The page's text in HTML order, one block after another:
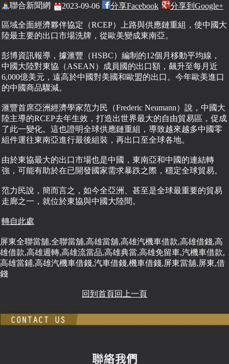
聯合新聞網
2023-09-06 分享Facebook 分享到Google+
區域全面經濟夥伴協定（RCEP）上路與供應鏈重組，使中國大
陸最主要的出口市場洗牌，從歐美變成東南亞。
彭博資訊報導，據滙豐（HSBC）編制的12個月移動平均線，
中國大陸對東協（ASEAN）成員國的出口額，飆升至每月近
6,000億美元，遠高於中國對美國和歐盟的出口。今年歐美進口
的中國商品驟減。
滙豐首席亞洲經濟學家范力民（Frederic Neumann）說，中國大
陸主導的RCEP去年生效，打造出世界最大的自由貿易區，促成
了此一變化。這也證明全球供應鏈重組，導致越來越多中國零
組件運往東南亞進行最後組裝，再出口至全球各地。
由於東協最大的出口市場也是中國，東南亞和中國的連結轉
強，可能有助於在已開發國家需求暴跌之際，穩定全球貿易。
范力民說，簡而言之，如今全亞洲、甚至是全球最重要的貿易
走廊之一，就位於東協與中國大陸間。
轉自此處
屏東全聯當舖,全聯當舖,高雄當舖,高雄汽機車借款,高雄借錢,高
雄借款,高雄週轉,高雄流當品,高雄典當,高雄免留車,汽機車借款,
高雄當鋪,高雄汽機車借錢,汽車借錢,機車借錢,屏東當舖,屏東,借
錢
回到首頁回上一頁